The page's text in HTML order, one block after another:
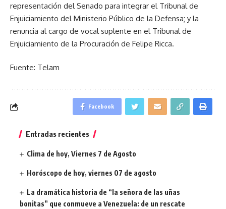
representación del Senado para integrar el Tribunal de
Enjuiciamiento del Ministerio Público de la Defensa; y la
renuncia al cargo de vocal suplente en el Tribunal de
Enjuiciamiento de la Procuración de Felipe Ricca.
Fuente: Telam
Facebook
Entradas recientes
Clima de hoy, Viernes 7 de Agosto
Horóscopo de hoy, viernes 07 de agosto
La dramática historia de “la señora de las uñas
bonitas” que conmueve a Venezuela: de un rescate